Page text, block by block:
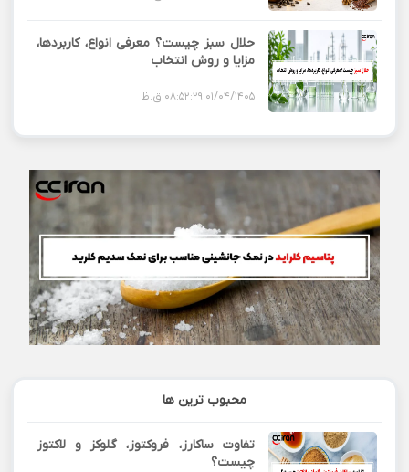
حلال سبز چیست؟ معرفی انواع، کاربردها،
مزایا و روش انتخاب
01/04/1405 08:52:29 ق.ظ
محبوب ترین ها
تفاوت ساکارز، فروکتوز، گلوکز و لاکتوز
چیست؟